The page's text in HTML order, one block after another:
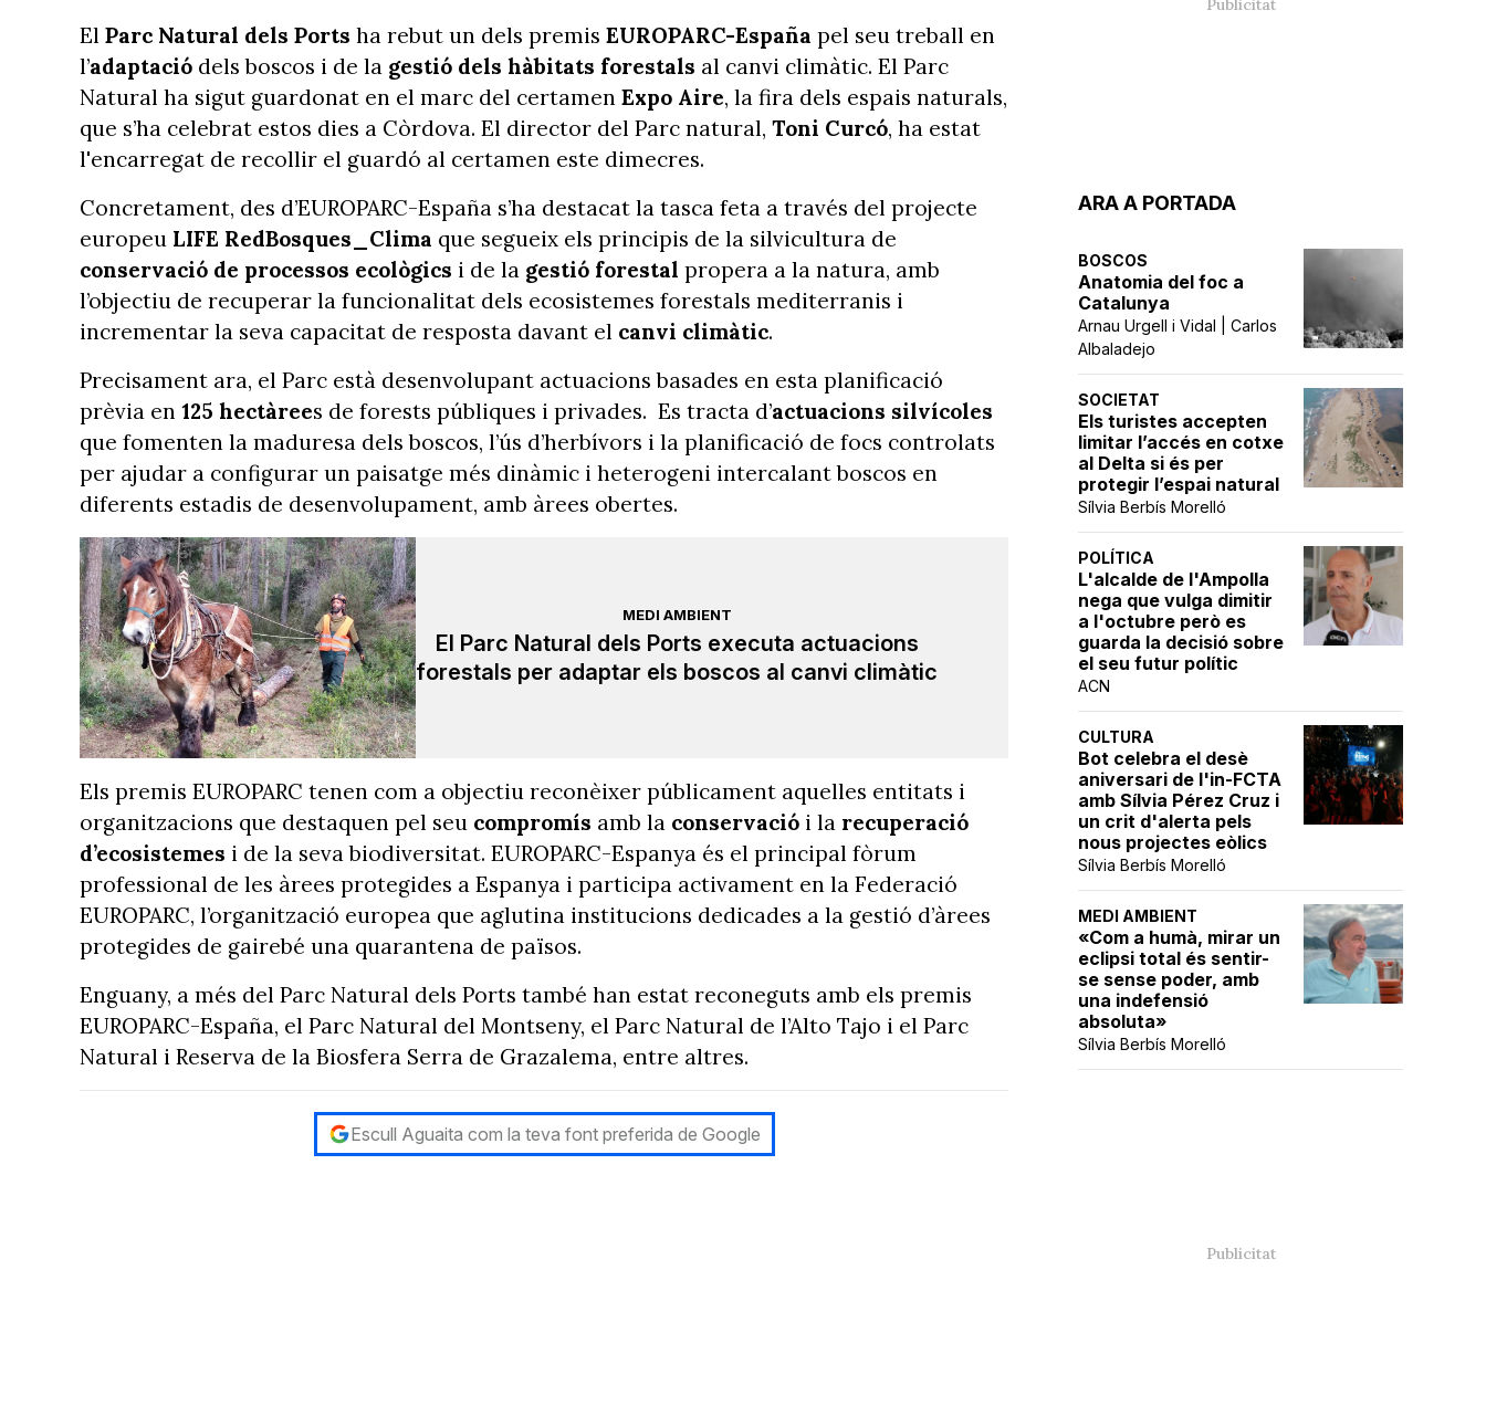
ARA A PORTADA
BOSCOS
Anatomia del foc a
Catalunya
Arnau Urgell i Vidal | Carlos
Albaladejo
SOCIETAT
Els turistes accepten
limitar l’accés en cotxe
al Delta si és per
protegir l’espai natural
Sílvia Berbís Morelló
POLÍTICA
L'alcalde de l'Ampolla
nega que vulga dimitir
a l'octubre però es
guarda la decisió sobre
el seu futur polític
ACN
CULTURA
Bot celebra el desè
aniversari de l'in-FCTA
amb Sílvia Pérez Cruz i
un crit d'alerta pels
nous projectes eòlics
Sílvia Berbís Morelló
MEDI AMBIENT
«Com a humà, mirar un
eclipsi total és sentir-
se sense poder, amb
una indefensió
absoluta»
Sílvia Berbís Morelló
El Parc Natural dels Ports ha rebut un dels premis EUROPARC-España pel seu treball en
l’adaptació dels boscos i de la gestió dels hàbitats forestals al canvi climàtic. El Parc
Natural ha sigut guardonat en el marc del certamen Expo Aire, la fira dels espais naturals,
que s’ha celebrat estos dies a Còrdova. El director del Parc natural, Toni Curcó, ha estat
l'encarregat de recollir el guardó al certamen este dimecres.
Concretament, des d’EUROPARC-España s’ha destacat la tasca feta a través del projecte
europeu LIFE RedBosques_Clima que segueix els principis de la silvicultura de
conservació de processos ecològics i de la gestió forestal propera a la natura, amb
l’objectiu de recuperar la funcionalitat dels ecosistemes forestals mediterranis i
incrementar la seva capacitat de resposta davant el canvi climàtic.
Precisament ara, el Parc està desenvolupant actuacions basades en esta planificació
prèvia en 125 hectàrees de forests públiques i privades. Es tracta d’actuacions silvícoles
que fomenten la maduresa dels boscos, l’ús d’herbívors i la planificació de focs controlats
per ajudar a configurar un paisatge més dinàmic i heterogeni intercalant boscos en
diferents estadis de desenvolupament, amb àrees obertes.
MEDI AMBIENT
El Parc Natural dels Ports executa actuacions
forestals per adaptar els boscos al canvi climàtic
Els premis EUROPARC tenen com a objectiu reconèixer públicament aquelles entitats i
organitzacions que destaquen pel seu compromís amb la conservació i la recuperació
d’ecosistemes i de la seva biodiversitat. EUROPARC-Espanya és el principal fòrum
professional de les àrees protegides a Espanya i participa activament en la Federació
EUROPARC, l’organització europea que aglutina institucions dedicades a la gestió d’àrees
protegides de gairebé una quarantena de països.
Enguany, a més del Parc Natural dels Ports també han estat reconeguts amb els premis
EUROPARC-España, el Parc Natural del Montseny, el Parc Natural de l’Alto Tajo i el Parc
Natural i Reserva de la Biosfera Serra de Grazalema, entre altres.
Escull Aguaita com la teva font preferida de Google